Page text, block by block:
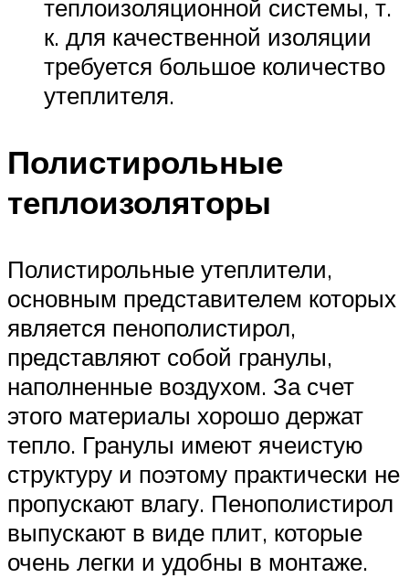
теплоизоляционной системы, т.
к. для качественной изоляции
требуется большое количество
утеплителя.
Полистирольные
теплоизоляторы
Полистирольные утеплители,
основным представителем которых
является пенополистирол,
представляют собой гранулы,
наполненные воздухом. За счет
этого материалы хорошо держат
тепло. Гранулы имеют ячеистую
структуру и поэтому практически не
пропускают влагу. Пенополистирол
выпускают в виде плит, которые
очень легки и удобны в монтаже.